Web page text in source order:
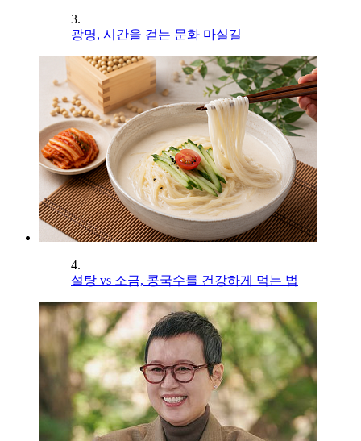
3.
광명, 시간을 걷는 문화 마실길
4.
설탕 vs 소금, 콩국수를 건강하게 먹는 법